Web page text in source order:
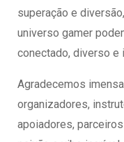
superação e
universo gamer
conectado, diverso e
Agradecemos
organizadores,
apoiadores,